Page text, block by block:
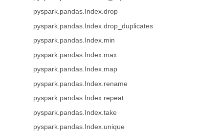
pyspark.pandas.Index.drop
pyspark.pandas.Index.drop_duplicates
pyspark.pandas.Index.min
pyspark.pandas.Index.max
pyspark.pandas.Index.map
pyspark.pandas.Index.rename
pyspark.pandas.Index.repeat
pyspark.pandas.Index.take
pyspark.pandas.Index.unique